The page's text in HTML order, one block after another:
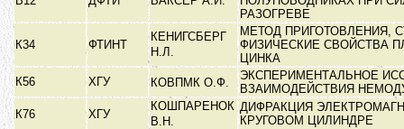
РАЗОГРЕВЕ
К34 ФТИНТ
КЕНИГСБЕРГ
Н.Л.
МЕТОД ПРИГОТОВЛЕНИЯ,
ФИЗИЧЕСКИЕ СВОЙСТВА
ЦИНКА
К56
ХГУ КОВПМК О.Ф.
ЭКСПЕРИМЕНТАЛЬНОЕ
ВЗАИМОДЕЙСТВИЯ
К76
ХГУ
КОШПАРЕНОК
В.Н.
ДИФРАКЦИЯ
КРУГОВОМ ЦИЛИНДРЕ